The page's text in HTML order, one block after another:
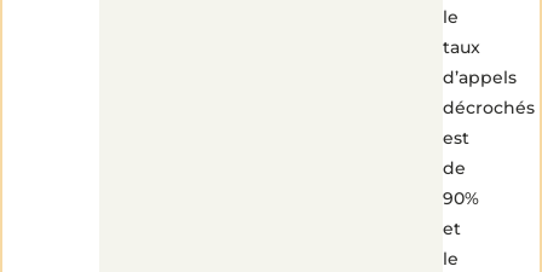
le
taux
d’appels
décrochés
est
de
90%
et
le